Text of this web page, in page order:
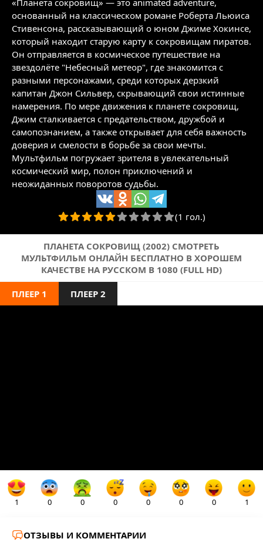
«Планета сокровищ» — это animated adventure,
основанный на классическом романе Роберта Льюиса
Стивенсона, рассказывающий о юном Джиме Хокинсе,
который находит старую карту к сокровищам пиратов.
Он отправляется в космическое путешествие на
звездолёте "Небесный метеор", где знакомится с
разными персонажами, среди которых дерзкий
капитан Джон Сильвер, скрывающий свои истинные
намерения. По мере движения к планете сокровищ,
Джим сталкивается с предательством, дружбой и
самопознанием, а также открывает для себя важность
доверия и смелости в борьбе за свои мечты.
Мультфильм погружает зрителя в увлекательный
космический мир, полон приключений и
неожиданных поворотов судьбы.
(1 гол.)
ПЛАНЕТА СОКРОВИЩ (2002) СМОТРЕТЬ
МУЛЬТФИЛЬМ ОНЛАЙН БЕСПЛАТНО В ХОРОШЕМ
КАЧЕСТВЕ НА РУССКОМ В 1080 (FULL HD)
ПЛЕЕР 1 ПЛЕЕР 2
1 0 0 0 0 0 0 1
ОТЗЫВЫ И КОММЕНТАРИИ